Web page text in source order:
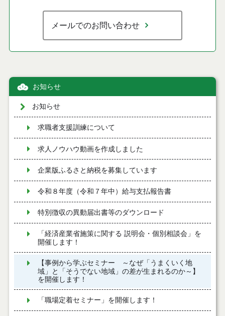
メールでのお問い合わせ
お知らせ
お知らせ
求職者支援訓練について
求人ノウハウ動画を作成しました
企業版ふるさと納税を募集しています
令和８年度（令和７年中）給与支払報告書
特別徴収の異動届出書等のダウンロード
「経済産業省施策に関する 説明会・個別相談会」を
開催します！
【事例から学ぶセミナー ～なぜ「うまくいく地
域」と「そうでない地域」の差が生まれるのか～】
を開催します！
「職場定着セミナー」を開催します！